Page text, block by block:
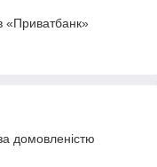
«Приватбанк»
домовленістю